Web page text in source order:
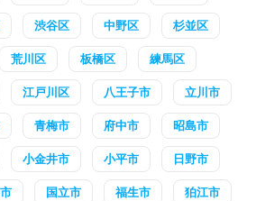
渋谷区 中野区 杉並区
荒川区 板橋区 練馬区
江戸川区 八王子市 立川市
青梅市 府中市 昭島市
小金井市 小平市 日野市
国立市 福生市 狛江市